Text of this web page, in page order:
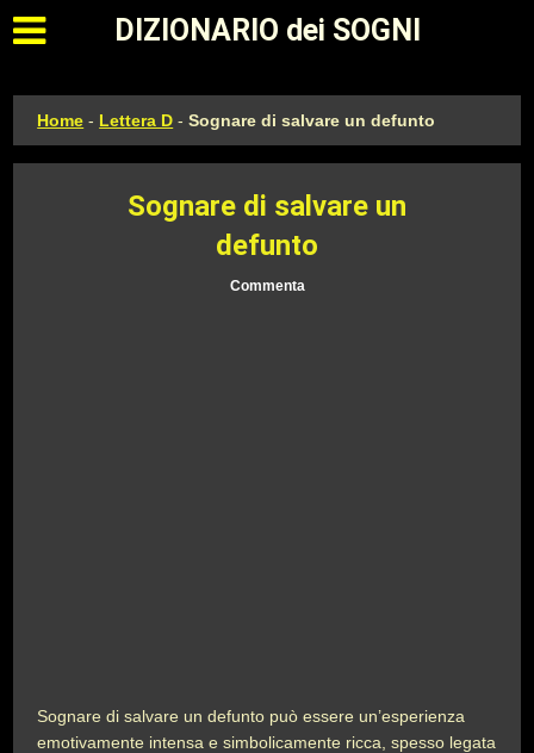
Apri il menu principale
DIZIONARIO dei SOGNI
Home - Lettera D -Sognare di salvare un defunto
Sognare di salvare un
defunto
Commenta
Sognare di salvare un defunto può essere un’esperienza
emotivamente intensa e simbolicamente ricca, spesso legata